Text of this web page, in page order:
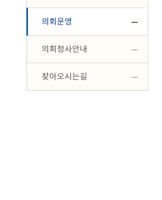
의회운영
의회청사안내
찾아오시는길